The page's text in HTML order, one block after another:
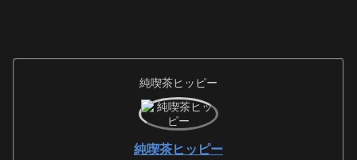
純喫茶ヒッピー
純喫茶ヒッピー